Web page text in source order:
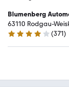
Blumenberg
63110 Rodgau-
4.2 Sterne
(371)